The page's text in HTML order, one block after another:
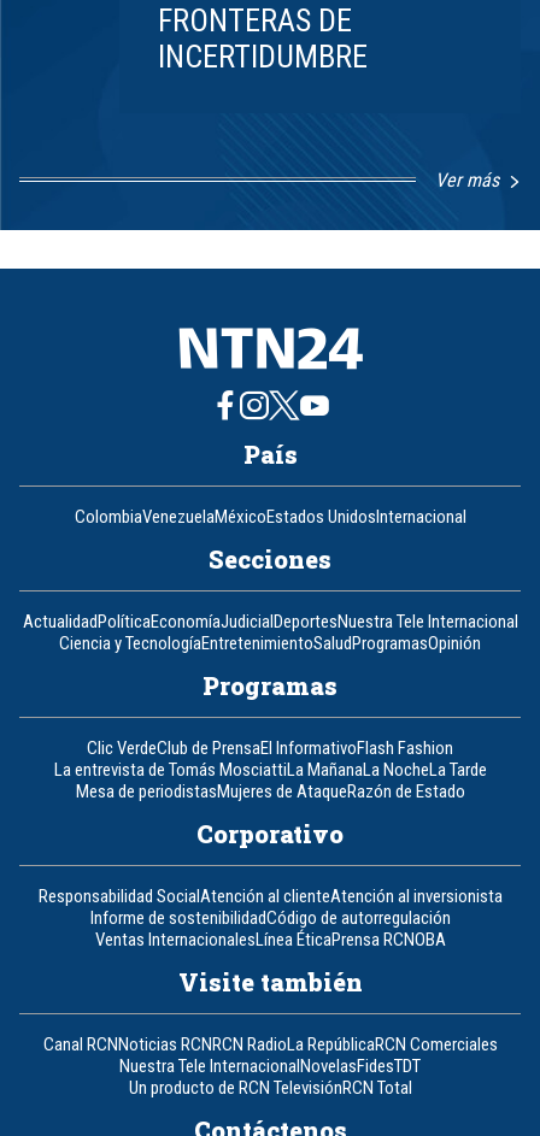
FRONTERAS DE
INCERTIDUMBRE
Ver más
8
País
ColombiaVenezuelaMéxicoEstados UnidosInternacional
Secciones
ActualidadPolíticaEconomíaJudicialDeportesNuestra Tele Internacional
Ciencia y TecnologíaEntretenimientoSaludProgramasOpinión
Programas
Clic VerdeClub de PrensaEl InformativoFlash Fashion
La entrevista de Tomás MosciattiLa MañanaLa NocheLa Tarde
Mesa de periodistasMujeres de AtaqueRazón de Estado
Corporativo
Responsabilidad SocialAtención al clienteAtención al inversionista
Informe de sostenibilidadCódigo de autorregulación
Ventas InternacionalesLínea ÉticaPrensa RCNOBA
Visite también
Canal RCNNoticias RCNRCN RadioLa RepúblicaRCN Comerciales
Nuestra Tele InternacionalNovelasFidesTDT
Un producto de RCN TelevisiónRCN Total
Contáctenos